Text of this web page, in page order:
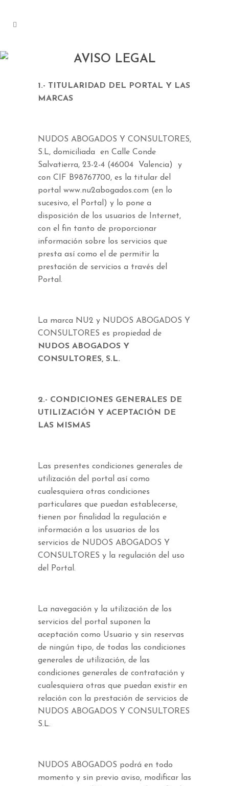
AVISO LEGAL
1.- TITULARIDAD DEL PORTAL Y LAS
MARCAS
NUDOS ABOGADOS Y CONSULTORES,
S.L, domiciliada en Calle Conde
Salvatierra, 23-2-4 (46004 Valencia) y
con CIF B98767700, es la titular del
portal www.nu2abogados.com (en lo
sucesivo, el Portal) y lo pone a
disposición de los usuarios de Internet,
con el fin tanto de proporcionar
información sobre los servicios que
presta así como el de permitir la
prestación de servicios a través del
Portal.
La marca NU2 y NUDOS ABOGADOS Y
CONSULTORES es propiedad de
NUDOS ABOGADOS Y
CONSULTORES, S.L.
2.- CONDICIONES GENERALES DE
UTILIZACIÓN Y ACEPTACIÓN DE
LAS MISMAS
Las presentes condiciones generales de
utilización del portal así como
cualesquiera otras condiciones
particulares que puedan establecerse,
tienen por finalidad la regulación e
información a los usuarios de los
servicios de NUDOS ABOGADOS Y
CONSULTORES y la regulación del uso
del Portal.
La navegación y la utilización de los
servicios del portal suponen la
aceptación como Usuario y sin reservas
de ningún tipo, de todas las condiciones
generales de utilización, de las
condiciones generales de contratación y
cualesquiera otras que puedan existir en
relación con la prestación de servicios de
NUDOS ABOGADOS Y CONSULTORES
S.L.
NUDOS ABOGADOS podrá en todo
momento y sin previo aviso, modificar las